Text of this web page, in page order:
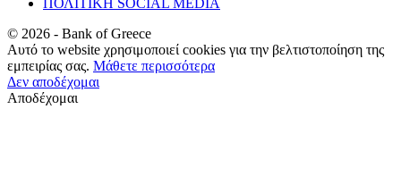
© 2026 - Bank of Greece
Αυτό το website χρησιμοποιεί cookies για την βελτιστοποίηση της
εμπειρίας σας. Μάθετε περισσότερα
Δεν αποδέχομαι
Αποδέχομαι